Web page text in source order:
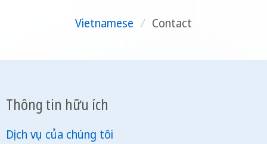
Vietnamese / Contact
Thông tin hữu ích
Dịch vụ của chúng tôi